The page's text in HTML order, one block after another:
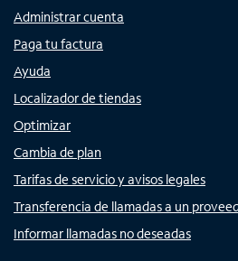
Administrar cuenta
Paga tu factura
Ayuda
Localizador de tiendas
Optimizar
Cambia de plan
Tarifas de servicio y avisos legales
Transferencia de llamadas a un
Informar llamadas no deseadas